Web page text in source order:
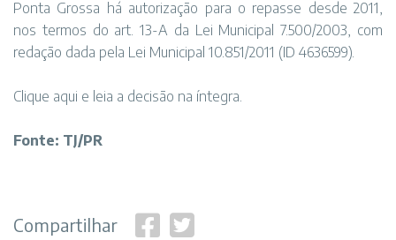
Ponta Grossa há autorização para o repasse desde 2011,
nos termos do art. 13-A da Lei Municipal 7.500/2003, com
redação dada pela Lei Municipal 10.851/2011 (ID 4636599).
Clique aqui e leia a decisão na íntegra.
Fonte: TJ/PR
Compartilhar